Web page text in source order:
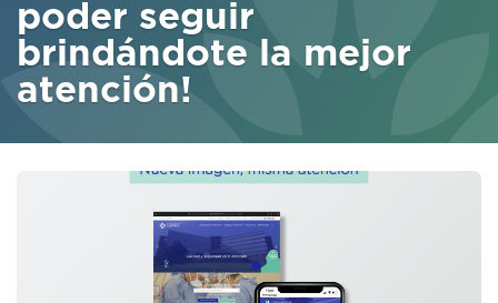
poder seguir
brindándote la mejor
atención!